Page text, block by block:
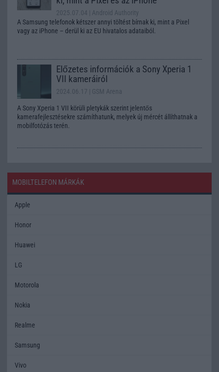
2025.07.04
| Android Authority
A Samsung telefonok kétszer annyi töltést bírnak ki, mint a Pixel
vagy az iPhone – derül ki az EU hivatalos adataiból.
Előzetes információk a Sony Xperia 1
VII kameráiról
2024.06.17 | GSM Arena
A Sony Xperia 1 VII körüli pletykák szerint jelentős
kamerafejlesztésekre számíthatunk, melyek új mércét állíthatnak a
mobilfotózás terén.
MOBILTELEFON MÁRKÁK
Apple
Honor
Huawei
LG
Motorola
Nokia
Realme
Samsung
Vivo